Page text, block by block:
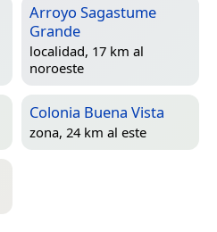
Arroyo Sagastume
Grande
localidad, 17 km al
noroeste
Colonia Buena Vista
zona, 24 km al este